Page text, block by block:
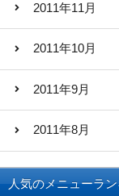
2011年11月
2011年10月
2011年9月
2011年8月
人気のメニューラ